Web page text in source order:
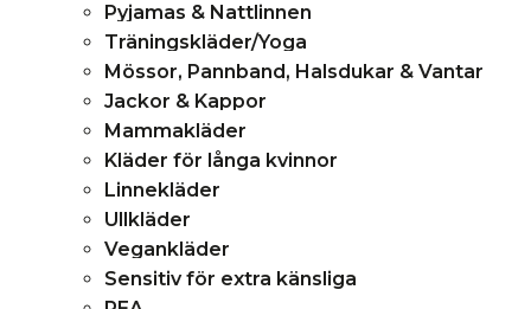
Pyjamas & Nattlinnen
Träningskläder/Yoga
Mössor, Pannband, Halsdukar & Vantar
Jackor & Kappor
Mammakläder
Kläder för långa kvinnor
Linnekläder
Ullkläder
Vegankläder
Sensitiv för extra känsliga